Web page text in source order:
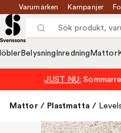
Varumärken Kampanjer
Belysning Inredning Mattor
JUST NU:
Mattor / Plastmatta /